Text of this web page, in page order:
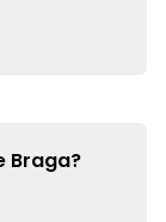
Braga?